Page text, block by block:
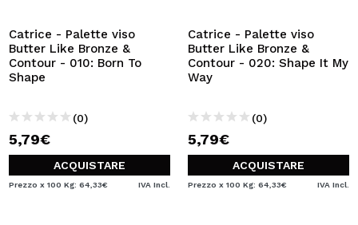
Catrice - Palette viso
Butter Like Bronze &
Contour - 010: Born To
Shape
(0)
5,79€
ACQUISTARE
Prezzo x 100 Kg: 64,33€ IVA Incl.
Catrice - Palette viso
Butter Like Bronze &
Contour - 020: Shape It My
Way
(0)
5,79€
ACQUISTARE
Prezzo x 100 Kg: 64,33€ IVA Incl.